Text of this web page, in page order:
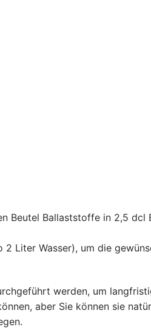
Beutel Ballaststoffe in 2,5
Liter Wasser), um die
werden, um
aber Sie können sie